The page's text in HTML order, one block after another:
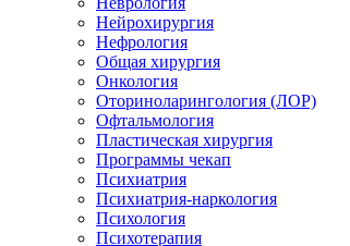
Нейрохирургия
Нефрология
Общая хирургия
Онкология
Оториноларингология (ЛОР)
Офтальмология
Пластическая хирургия
Программы чекап
Психиатрия
Психиатрия-наркология
Психология
Психотерапия